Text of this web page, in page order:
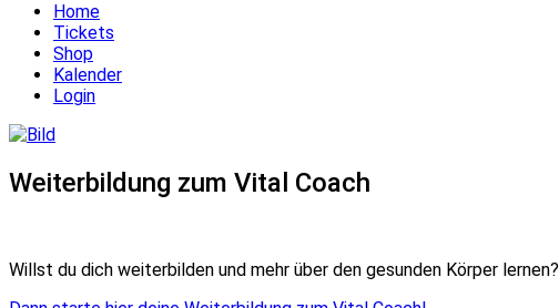
Home
Tickets
Shop
Kalender
Login
Weiterbildung zum Vital Coach
Willst du dich weiterbilden und mehr über den gesunden Körper lernen?